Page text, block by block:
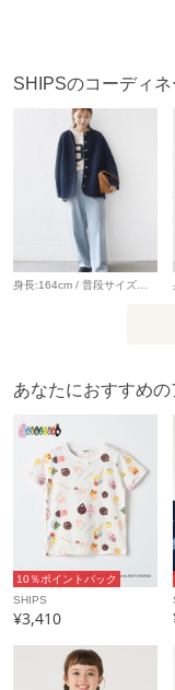
上、着用又はお取り
※商品の色味は、物
※タグにネームを記
下から記入していた
が変わっても長く愛
SHIPS OUTLET各店
店舗へお問合せの
いいたします。
その他のSHIPS各店
で、予めご了承の程
□SHIPS Colors
SHIPSのコンセプト
を通して、カジュア
ナブルなプライスで
メンズ、ウィメン
店舗、ECサイトを
SHIPSのコーディネ
あなたにおすすめの
10％ポイントバック
SHIPS
¥3,410